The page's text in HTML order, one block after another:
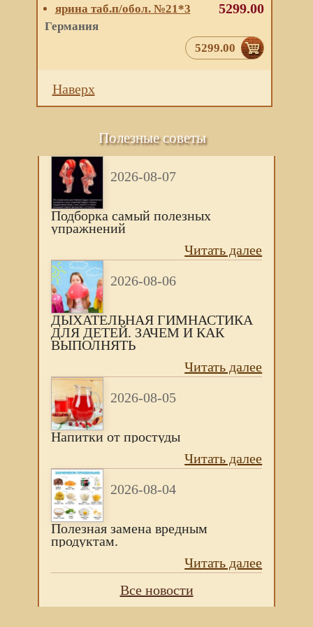
ярина таб.п/обол. №21*3
Германия
5299.00
5299.00
Наверх
Полезные советы
2026-08-07
Подборка самый полезных
упражнений
Читать далее
2026-08-06
ДЫХАТЕЛЬНАЯ ГИМНАСТИКА
ДЛЯ ДЕТЕЙ. ЗАЧЕМ И КАК
ВЫПОЛНЯТЬ
Читать далее
2026-08-05
Напитки от простуды
Читать далее
2026-08-04
Полезная замена вредным
продуктам.
Читать далее
Все новости